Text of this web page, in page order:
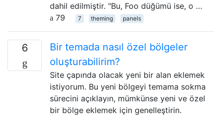
dahil edilmiştir. "Bu, Foo düğümü ise, o …
79
7 theming panels
6
Bir temada nasıl özel bölgeler
oluşturabilirim?
Site çapında olacak yeni bir alan eklemek
istiyorum. Bu yeni bölgeyi temama sokma
sürecini açıklayın, mümkünse yeni ve özel
bir bölge eklemek için genelleştirin.